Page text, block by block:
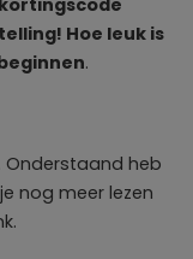
Hoe leuk is
.
Onderstaand heb
nog meer lezen